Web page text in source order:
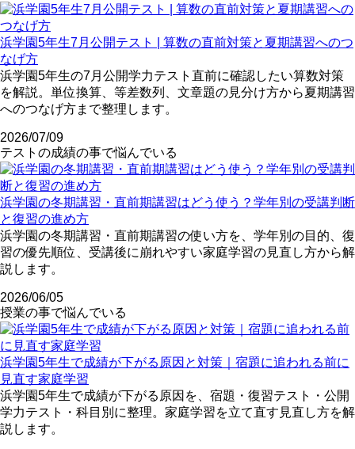
浜学園5年生7月公開テスト | 算数の直前対策と夏期講習へのつ
なげ方
浜学園5年生の7月公開学力テスト直前に確認したい算数対策
を解説。単位換算、等差数列、文章題の見分け方から夏期講習
へのつなげ方まで整理します。
2026/07/09
テストの成績の事で悩んでいる
浜学園の冬期講習・直前期講習はどう使う？学年別の受講判断
と復習の進め方
浜学園の冬期講習・直前期講習の使い方を、学年別の目的、復
習の優先順位、受講後に崩れやすい家庭学習の見直し方から解
説します。
2026/06/05
授業の事で悩んでいる
浜学園5年生で成績が下がる原因と対策｜宿題に追われる前に
見直す家庭学習
浜学園5年生で成績が下がる原因を、宿題・復習テスト・公開
学力テスト・科目別に整理。家庭学習を立て直す見直し方を解
説します。